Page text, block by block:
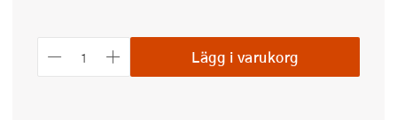
Lägg i varukorg